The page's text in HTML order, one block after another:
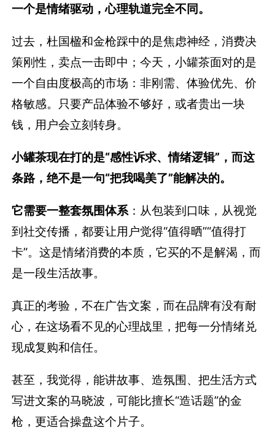
一个是情绪驱动，心理轨道完全不同。
过去，杜国楹和金枪踩中的是焦虑神经，消费决
策刚性，卖点一击即中；今天，小罐茶面对的是
一个自由度极高的市场：非刚需、体验优先、价
格敏感。只要产品体验不够好，或者贵出一块
钱，用户会立刻转身。
小罐茶现在打的是“感性诉求、情绪逻辑”，而这
条路，绝不是一句“把我喝美了”能解决的。
它需要一整套氛围体系：从包装到口味，从视觉
到社交传播，都要让用户觉得“值得晒”“值得打
卡”。这是情绪消费的本质，它买的不是解渴，而
是一段生活故事。
真正的考验，不在广告文案，而在品牌有没有耐
心，在这场看不见的心理战里，把每一分情绪兑
现成复购和信任。
甚至，我觉得，能讲故事、造氛围、把生活方式
写进文案的马晓波，可能比擅长“造话题”的金
枪，更适合操盘这个片子。